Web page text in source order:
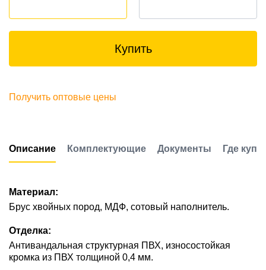
Купить
Получить оптовые цены
Описание Комплектующие Документы Где
Материал:
Брус хвойных пород, МДФ, сотовый наполнитель.
Отделка:
Антивандальная структурная ПВХ, износостойкая
кромка из ПВХ толщиной 0,4 мм.